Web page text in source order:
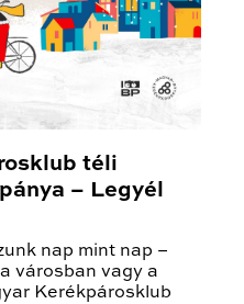
téli
– Legyél
nap mint nap –
városban vagy a
Kerékpárosklub